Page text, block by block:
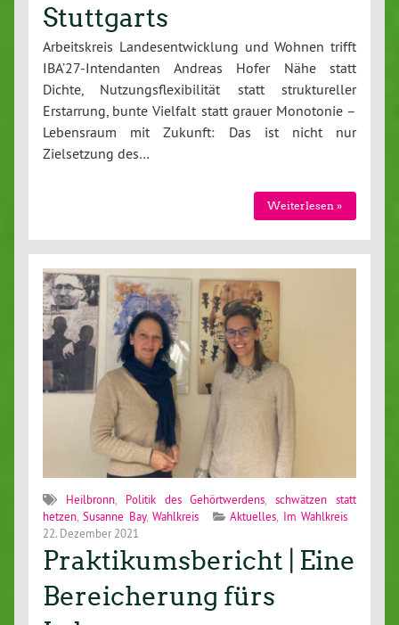
Stuttgarts
Arbeitskreis Landesentwicklung und Wohnen trifft
IBA’27-Intendanten Andreas Hofer Nähe statt
Dichte, Nutzungsflexibilität statt struktureller
Erstarrung, bunte Vielfalt statt grauer Monotonie –
Lebensraum mit Zukunft: Das ist nicht nur
Zielsetzung des…
Weiterlesen »
Heilbronn, Politik des Gehörtwerdens ,schwätzen statt
hetzen ,Susanne Bay,Wahlkreis Aktuelles Im Wahlkreis
22. Dezember 2021
Praktikumsbericht | Eine
Bereicherung fürs